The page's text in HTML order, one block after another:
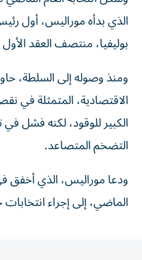
الذي بدأه موراليس، أول
بوليفيا، منتصف العقد
الاقتصادية، المتمثلة في
الكبير للوقود، لكنه فشل
التضخم المتصاعد.
ودعا موراليس، الذي أخفق
الماضي، إلى إجراء انتخابات